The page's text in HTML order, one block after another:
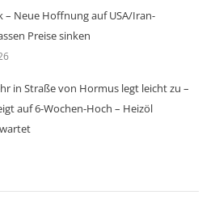
– Neue Hoffnung auf USA/Iran-
Preise sinken
in Straße von Hormus legt leicht zu –
auf 6-Wochen-Hoch – Heizöl